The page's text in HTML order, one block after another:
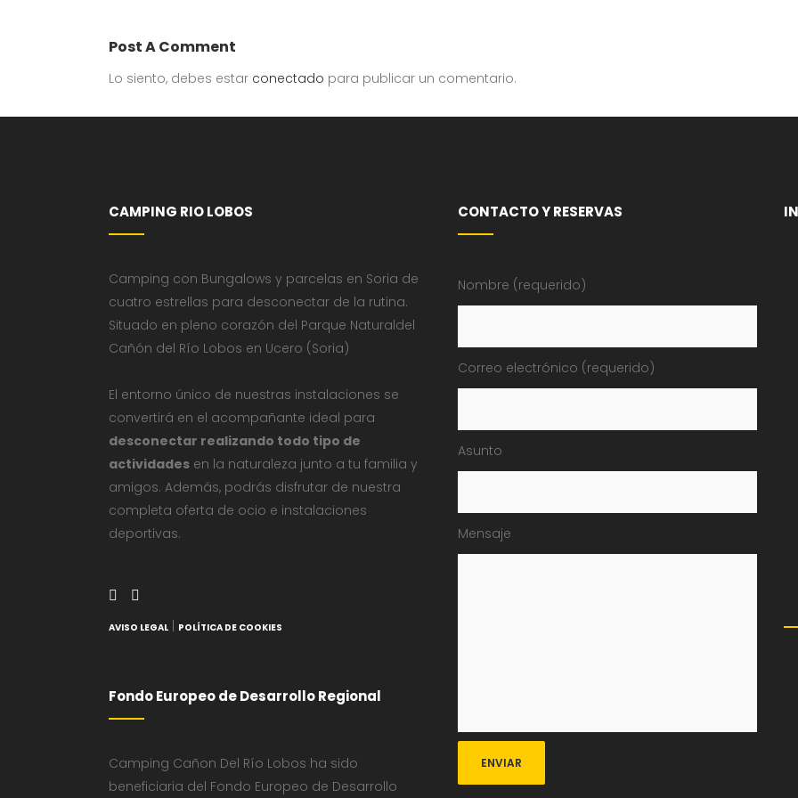
Post A Comment
Lo siento, debes estar conectado para publicar un comentario.
CAMPING RIO LOBOS
Camping con Bungalows y parcelas en Soria de
cuatro estrellas para desconectar de la rutina.
Situado en pleno corazón del Parque Naturaldel
Cañón del Río Lobos en Ucero (Soria)
El entorno único de nuestras instalaciones se
convertirá en el acompañante ideal para
desconectar realizando todo tipo de
actividades en la naturaleza junto a tu familia y
amigos. Además, podrás disfrutar de nuestra
completa oferta de ocio e instalaciones
deportivas.
AVISO LEGAL POLÍTICA DE COOKIES
Fondo Europeo de Desarrollo Regional
Camping Cañon Del Río Lobos ha sido
beneficiaria del Fondo Europeo de Desarrollo
CONTACTO Y RESERVAS
Nombre (requerido)
Correo electrónico (requerido)
Asunto
Mensaje